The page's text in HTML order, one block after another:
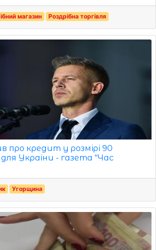
магазин Роздрібна торгівля
про кредит у розмірі 90
для України - газета "Час
Угорщина